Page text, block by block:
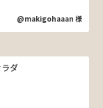
@makigohaaan 様
ダ